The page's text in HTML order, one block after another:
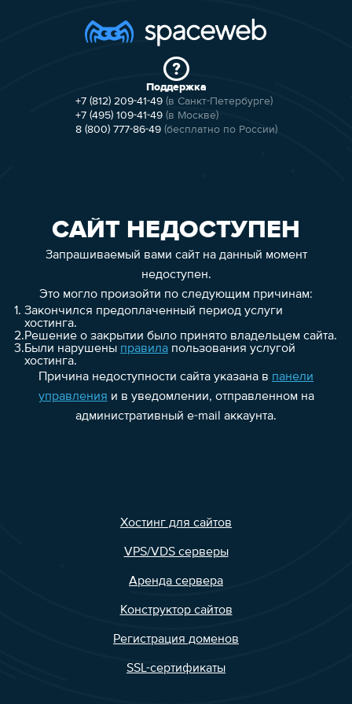
Поддержка
+7 (812) 209-41-49 (в Санкт-Петербурге)
+7 (495) 109-41-49 (в Москве)
8 (800) 777-86-49 (бесплатно по России)
САЙТ НЕДОСТУПЕН
Запрашиваемый вами сайт на данный момент
недоступен.
Это могло произойти по следующим причинам:
1. Закончился предоплаченный период услуги
хостинга.
2.Решение о закрытии было принято владельцем сайта.
3.Были нарушены правилапользования услугой
хостинга.
Причина недоступности сайта указана в панели
управления и в уведомлении, отправленном на
административный e-mail аккаунта.
Хостинг для сайтов
VPS/VDS серверы
Аренда сервера
Конструктор сайтов
Регистрация доменов
SSL-сертификаты